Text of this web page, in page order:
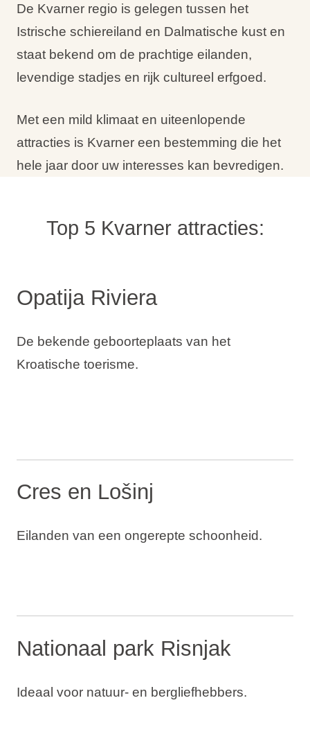
De Kvarner regio is gelegen tussen het
Istrische schiereiland en Dalmatische kust en
staat bekend om de prachtige eilanden,
levendige stadjes en rijk cultureel erfgoed.
Met een mild klimaat en uiteenlopende
attracties is Kvarner een bestemming die het
hele jaar door uw interesses kan bevredigen.
Top 5 Kvarner attracties:
Opatija Riviera
De bekende geboorteplaats van het
Kroatische toerisme.
Cres en Lošinj
Eilanden van een ongerepte schoonheid.
Nationaal park Risnjak
Ideaal voor natuur- en bergliefhebbers.